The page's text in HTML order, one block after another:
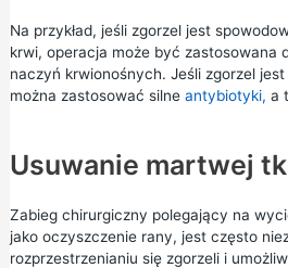
Na przykład, jeśli zgorzel jest
krwi, operacja może być zastosowana
naczyń krwionośnych. Jeśli zgorzel
można zastosować silne antybiotyki, a
Usuwanie martwej
Zabieg chirurgiczny polegający na
jako oczyszczenie rany, jest często
rozprzestrzenianiu się zgorzeli i